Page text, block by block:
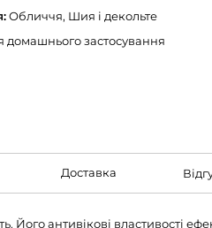
Обличчя, Шия і декольте
домашнього застосування
Доставка
Його антивікові властивості